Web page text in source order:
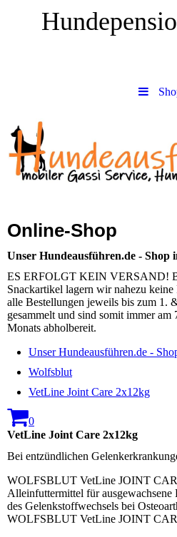
Online-Shop
Unser Hundeausführen.de - Shop
ES ERFOLGT KEIN VERSAND!
Snackartikel lagern wir nahezu
alle Bestellungen jeweils bis zum 1.
gesammelt und sind somit immer
Monats abholbereit.
Unser Hundeausführen.de -
Wolfsblut
VetLine Joint Care 2x12kg
0
VetLine Joint Care 2x12kg
Bei entzündlichen
WOLFSBLUT VetLine JOINT
Alleinfuttermittel für ausgewachsene
des Gelenkstoffwechsels bei
WOLFSBLUT VetLine JOINT